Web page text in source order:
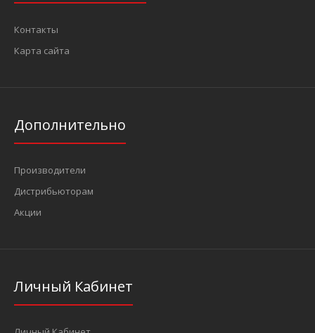
Контакты
Карта сайта
Дополнительно
Производители
Дистрибьюторам
Акции
Личный Кабинет